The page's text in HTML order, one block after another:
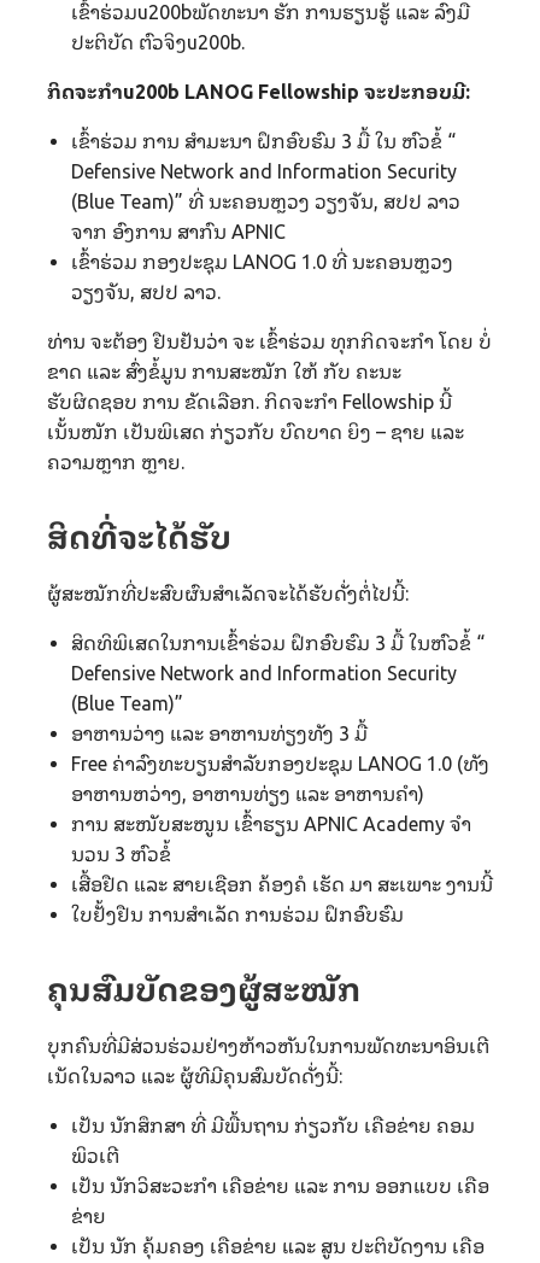
ເຂົ້າຮ່ວມu200bພັດທະນາ ຮັກ ການຮຽນຮູ້ ແລະ ລົງມື
ປະຕິບັດ ຕົວຈິງu200b.
ກິດຈະກຳu200b LANOG Fellowship ຈະປະກອບມີ:
ເຂົ້າຮ່ວມ ການ ສຳມະນາ ຝຶກອົບຮົມ 3 ມື້ ໃນ ຫົວຂໍ້ “
Defensive Network and Information Security
(Blue Team)” ທີ່ ນະຄອນຫຼວງ ວຽງຈັນ, ສປປ ລາວ
ຈາກ ອົງການ ສາກົນ APNIC
ເຂົ້າຮ່ວມ ກອງປະຊຸມ LANOG 1.0 ທີ່ ນະຄອນຫຼວງ
ວຽງຈັນ, ສປປ ລາວ.
ທ່ານ ຈະຕ້ອງ ຢືນຢັນວ່າ ຈະ ເຂົ້າຮ່ວມ ທຸກກິດຈະກຳ ໂດຍ ບໍ່
ຂາດ ແລະ ສົ່ງຂໍ້ມູນ ການສະໝັກ ໃຫ້ ກັບ ຄະນະ
ຮັບຜິດຊອບ ການ ຂັດເລືອກ. ກິດຈະກຳ Fellowship ນີ້
ເນັ້ນໜັກ ເປັນພິເສດ ກ່ຽວກັບ ບົດບາດ ຍິງ – ຊາຍ ແລະ
ຄວາມຫຼາກ ຫຼາຍ.
ສິດທີ່ຈະໄດ້ຮັບ
ຜູ້ສະໝັກທີ່ປະສົບຜົນສໍາເລັດຈະໄດ້ຮັບດັ່ງຕໍ່ໄປນີ້:
ສິດທິພິເສດໃນການເຂົ້າຮ່ວມ ຝຶກອົບຮົມ 3 ມື້ ໃນຫົວຂໍ້ “
Defensive Network and Information Security
(Blue Team)”
ອາຫານວ່າງ ແລະ ອາຫານທ່ຽງທັງ 3 ມື້
Free ຄ່າລົງທະບຽນສໍາລັບກອງປະຊຸມ LANOG 1.0 (ທັງ
ອາຫານຫວ່າງ, ອາຫານທ່ຽງ ແລະ ອາຫານຄຳ)
ການ ສະໜັບສະໜູນ ເຂົ້າຮຽນ APNIC Academy ຈໍາ
ນວນ 3 ຫົວຂໍ້
ເສື້ອຢືດ ແລະ ສາຍເຊືອກ ຄ້ອງຄໍ ເຮັດ ມາ ສະເພາະ ງານນີ້
ໃບຢັ້ງຢືນ ການສໍາເລັດ ການຮ່ວມ ຝຶກອົບຮົມ
ຄຸນສົມບັດຂອງຜູ້ສະໝັກ
ບຸກຄົນທີ່ມີສ່ວນຮ່ວມຢ່າງຫ້າວຫັນໃນການພັດທະນາອິນເຕີ
ເນັດໃນລາວ ແລະ ຜູ້ທີມີຄຸນສົມບັດດັ່ງນີ້:
ເປັນ ນັກສຶກສາ ທີ່ ມີພື້ນຖານ ກ່ຽວກັບ ເຄືອຂ່າຍ ຄອມ
ພິວເຕີ
ເປັນ ນັກວິສະວະກໍາ ເຄືອຂ່າຍ ແລະ ການ ອອກແບບ ເຄືອ
ຂ່າຍ
ເປັນ ນັກ ຄຸ້ມຄອງ ເຄືອຂ່າຍ ແລະ ສູນ ປະຕິບັດງານ ເຄືອ